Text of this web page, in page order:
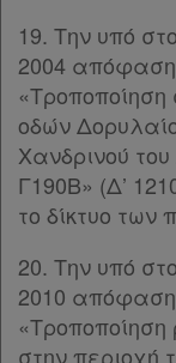
cookies
Απόκτηση
Ατομική
συνδρομή
19. Την υπό
2004
οδών
Χανδρινού
Γ190Β» (Δ’
το δίκτυο των
20. Την υπό
2010
στην περιοχή